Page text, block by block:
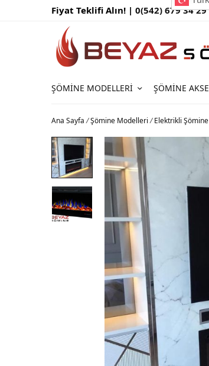
Fiyat Teklifi Alın! |0(542) 679 34
ŞÖMINE MODELLERI ŞÖMINE
Ana Sayfa /Şömine Modelleri / Elektrikli Şömine